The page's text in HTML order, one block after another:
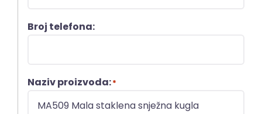
Broj telefona:
Naziv proizvoda:*